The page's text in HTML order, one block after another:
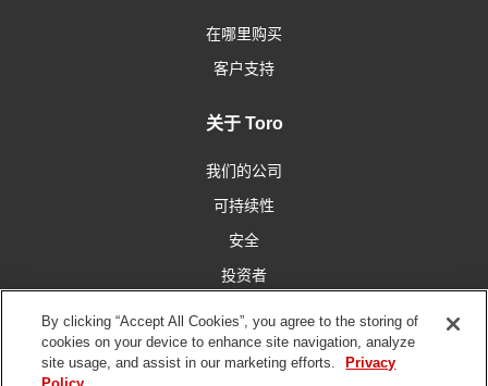
在哪里购买
客户支持
关于 Toro
我们的公司
可持续性
安全
投资者
与我们联系
By clicking “Accept All Cookies”, you agree to the storing of
cookies on your device to enhance site navigation, analyze
site usage, and assist in our marketing efforts.
Privacy